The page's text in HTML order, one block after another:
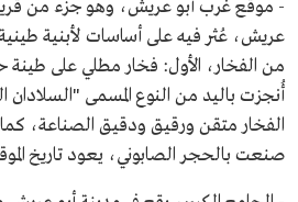
- موقع غرب أبو عريش، وهو جزء من
عريش، عُثر فيه على أساسات لأبنية
من الفخار، الأول: فخار مطلي على طينة
أُنجزت باليد من النوع المسمى
الفخار متقن ورقيق ودقيق الصناعة،
صنعت بالحجر الصابوني، يعود تاريخ الموقع إلى